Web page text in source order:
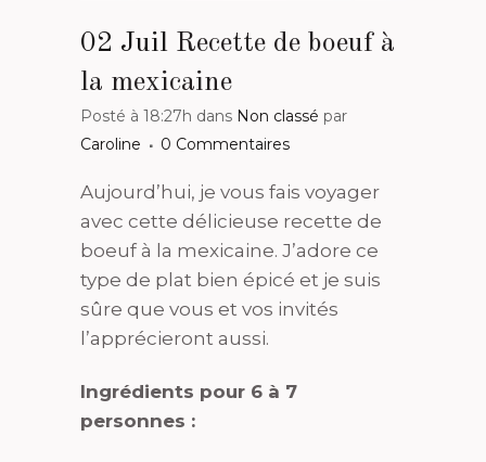
02 Juil Recette de boeuf à
la mexicaine
Posté à 18:27h dans Non classé par
Caroline
0 Commentaires
Aujourd’hui, je vous fais voyager
avec cette délicieuse recette de
boeuf à la mexicaine. J’adore ce
type de plat bien épicé et je suis
sûre que vous et vos invités
l’apprécieront aussi.
Ingrédients pour 6 à 7
personnes :